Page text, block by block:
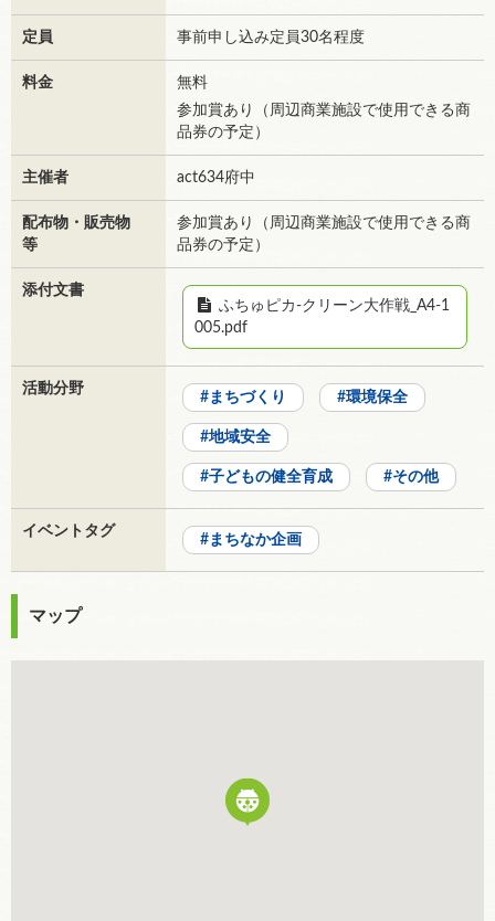
定員 事前申し込み定員30名程度
料金
無料
参加賞あり（周辺商業施設で使用できる商
品券の予定）
主催者 act634府中
配布物・販売物
等
参加賞あり（周辺商業施設で使用できる商
品券の予定）
添付文書
ふちゅピカ-クリーン大作戦_A4-1
005.pdf
活動分野
まちづくり 環境保全
地域安全
子どもの健全育成 その他
イベントタグ
まちなか企画
マップ